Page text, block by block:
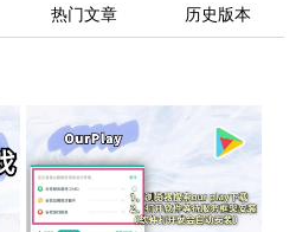
热门文章 历史版本